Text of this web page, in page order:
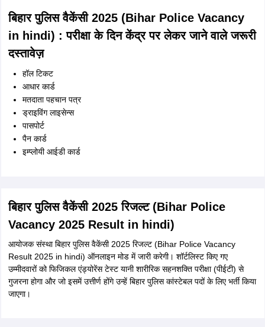
वर्ष और अधिकतम 25 वर्ष होनी चाहिए। हालांकि, बिहार पुलिस भर्ती पात्रता मानदंड
(Bihar Police Recruitment Eligibility Criteria in hindi) के अनुसार
उम्मीदवारों को निम्नलिखित परिस्थिति में आयु में छूट दी जाती है -
ओबीसी/ईबीसी पुरुष – 2 वर्ष
ओबीसी/ईबीसी महिला – 3 वर्ष
एससी/एसटी पुरुष और महिला – 5 वर्ष
बिहार पुलिस रिक्ति 2025 : एग्जाम पैटर्न (Bihar Police
Vacancy 2025 : Exam Pattern in hindi)
परीक्षा (Bihar Police Constable Recruitment Exam in hindi) ऑफलाइन
मोड में आयोजित की जाएगी। बिहार पुलिस भर्ती परीक्षा (Bihar Police Bharti
Pariksha) के प्रश्न पत्रों में सभी वस्तुनिष्ठ प्रकार के प्रश्न शामिल होंगे जिनका उत्तर
देने के लिए परीक्षा में दी गई ओएमआर शीट का उपयोग करना होगा। बिहार पुलिस वैकेंसी
(Bihar police vacancy in Hindi) के लिए आयोजित इस परीक्षा में 1 अंक के कुल
100 प्रश्न होंगे और उम्मीदवारों को इन्हें हल करने के लिए 2 घंटे का समय दिया जाएगा।
50 प्रश्न हिंदी, अंग्रेजी, करंट अफेयर्स और सामान्य जागरूकता से पूछे जाएंगे और बाकी
50 (25+25) गणित, भौतिकी, रसायन विज्ञान, जीवविज्ञान, इतिहास, भूगोल, राजनीति
और अर्थशास्त्र में से किसी दो विषयों से पूछे जाएंगे। बिहार पुलिस वैकेंसी (Bihar